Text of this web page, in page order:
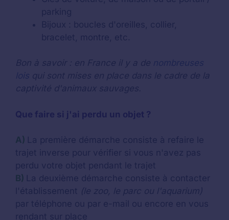
parking
Bijoux : boucles d'oreilles, collier,
bracelet, montre, etc.
Bon à savoir : en France il y a de nombreuses
lois qui sont mises en place dans le cadre de la
captivité d'animaux sauvages.
Que faire si j'ai perdu un objet ?
A) La première démarche consiste à refaire le
trajet inverse pour vérifier si vous n'avez pas
perdu votre objet pendant le trajet
B) La deuxième démarche consiste à contacter
l'établissement (le zoo, le parc ou l'aquarium)
par téléphone ou par e-mail ou encore en vous
rendant sur place